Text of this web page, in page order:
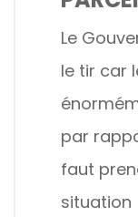
Le
le tir car
par
faut
situation